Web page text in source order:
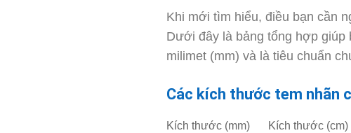
Khi mới tìm hiểu, điều bạn cần
Dưới đây là bảng tổng hợp
milimet (mm) và là tiêu chuẩn
Các kích thước tem nhãn
Kích thước (mm) Kích thước (cm)